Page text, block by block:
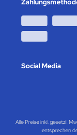
Social Media
Alle Preise inkl. gesetzl.
entsprechen